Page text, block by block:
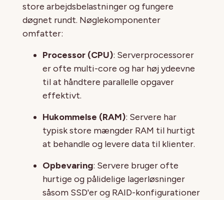
store arbejdsbelastninger og fungere
døgnet rundt. Nøglekomponenter
omfatter:
Processor (CPU): Serverprocessorer
er ofte multi-core og har høj ydeevne
til at håndtere parallelle opgaver
effektivt.
Hukommelse (RAM): Servere har
typisk store mængder RAM til hurtigt
at behandle og levere data til klienter.
Opbevaring: Servere bruger ofte
hurtige og pålidelige lagerløsninger
såsom SSD'er og RAID-konfigurationer